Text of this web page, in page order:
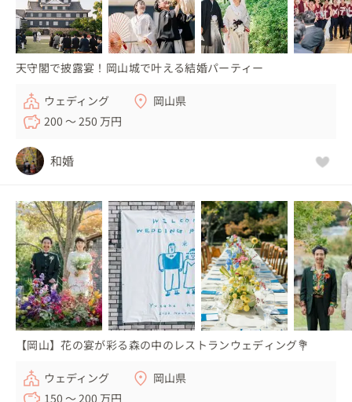
天守閣で披露宴！岡山城で叶える結婚パーティー
ウェディング
岡山県
200 〜 250 万円
和婚
【岡山】花の宴が彩る森の中のレストランウェディング💐
ウェディング
岡山県
150 〜 200 万円